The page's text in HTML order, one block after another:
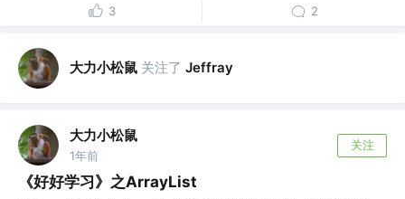
3 2
大力小松鼠 关注了 Jeffray
大力小松鼠
1年前
关注
《好好学习》之ArrayList